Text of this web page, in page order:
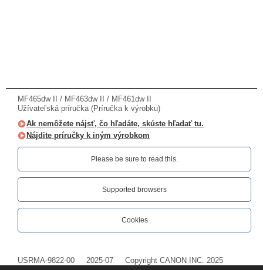
MF465dw II / MF463dw II / MF461dw II
Užívateľská príručka (Príručka k výrobku)
Ak nemôžete nájsť, čo hľadáte, skúste hľadať tu.
Nájdite príručky k iným výrobkom
Please be sure to read this.‎
Supported browsers
Cookies
USRMA-9822-00 2025-07 Copyright CANON INC. 2025